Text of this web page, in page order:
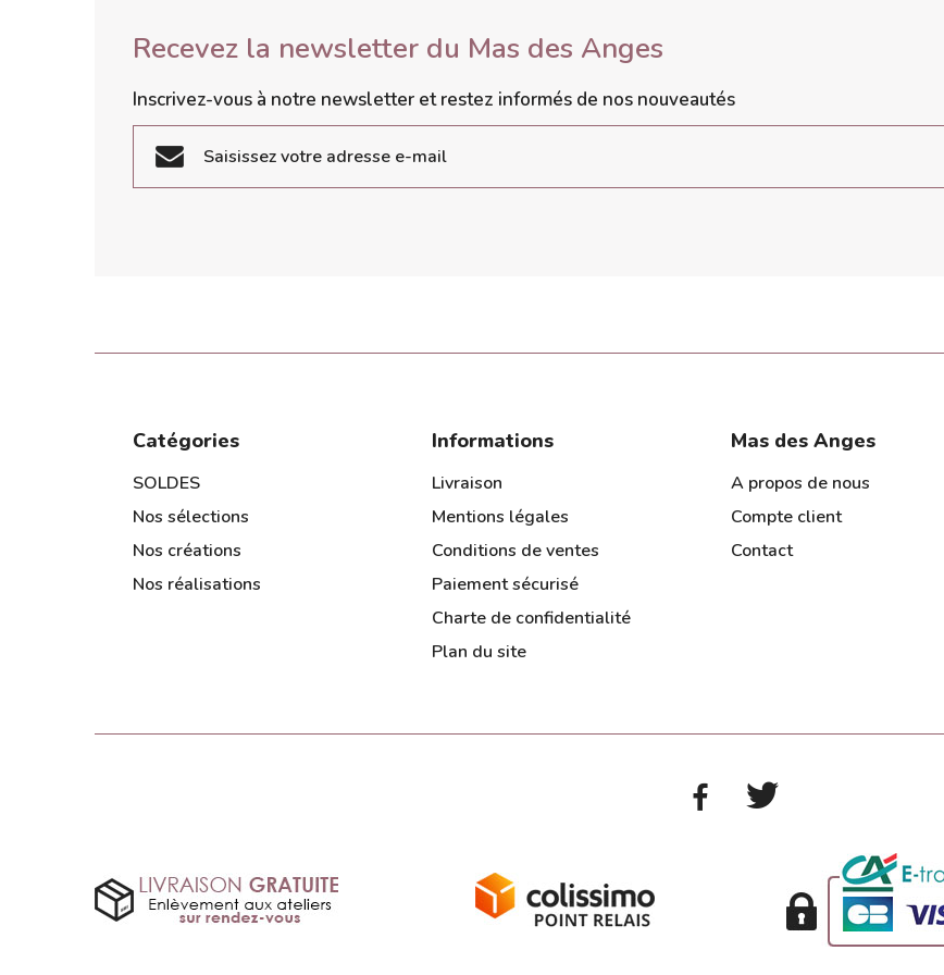
Recevez la newsletter du Mas des Anges
Inscrivez-vous à notre newsletter et restez informés de nos nouveautés
Catégories
SOLDES
Nos sélections
Nos créations
Nos réalisations
Informations
Livraison
Mentions légales
Conditions de ventes
Paiement sécurisé
Charte de confidentialité
Plan du site
Mas des Anges
A propos de nous
Compte client
Contact